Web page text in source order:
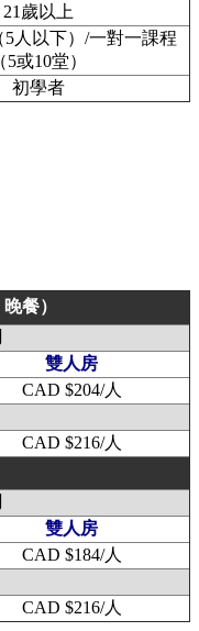
21歲以上
人以下）/一對一課程
（5或10堂）
初學者
餐）
雙人房
CAD $204/人
CAD $216/人
雙人房
CAD $184/人
CAD $216/人